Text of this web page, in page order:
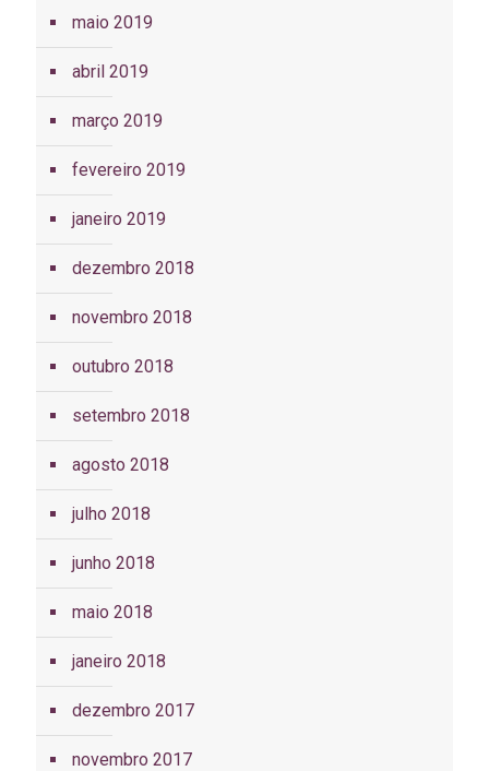
maio 2019
abril 2019
março 2019
fevereiro 2019
janeiro 2019
dezembro 2018
novembro 2018
outubro 2018
setembro 2018
agosto 2018
julho 2018
junho 2018
maio 2018
janeiro 2018
dezembro 2017
novembro 2017